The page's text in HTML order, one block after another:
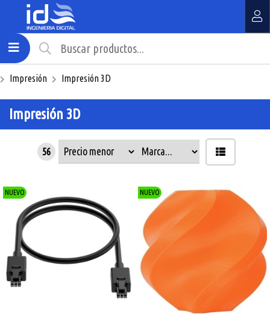
¿Tienes cupón de descuento?
Impresión Impresión 3D
Impresión 3D
56
NUEVO NUEVO